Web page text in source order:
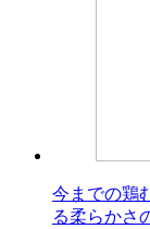
今までの鶏
る柔らかさ